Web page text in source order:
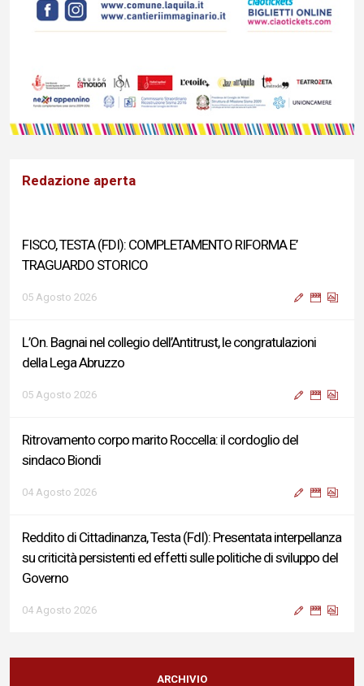
Redazione aperta
FISCO, TESTA (FDI): COMPLETAMENTO RIFORMA E’
TRAGUARDO STORICO
05 Agosto 2026
L’On. Bagnai nel collegio dell’Antitrust, le congratulazioni
della Lega Abruzzo
05 Agosto 2026
Ritrovamento corpo marito Roccella: il cordoglio del
sindaco Biondi
04 Agosto 2026
Reddito di Cittadinanza, Testa (FdI): Presentata interpellanza
su criticità persistenti ed effetti sulle politiche di sviluppo del
Governo
04 Agosto 2026
Sigismondi, Liris e Testa: “Profondo cordoglio e vicinanza al
Ministro Roccella e alla sua famiglia”
ARCHIVIO